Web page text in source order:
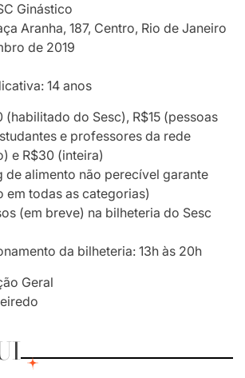
Ginástico
Aranha, 187, Centro, Rio de Janeiro
de 2019
14 anos
(habilitado do Sesc), R$15 (pessoas
e professores da rede
e R$30 (inteira)
de alimento não perecível garante
em todas as categorias)
(em breve) na bilheteria do Sesc
da bilheteria: 13h às 20h
Geral